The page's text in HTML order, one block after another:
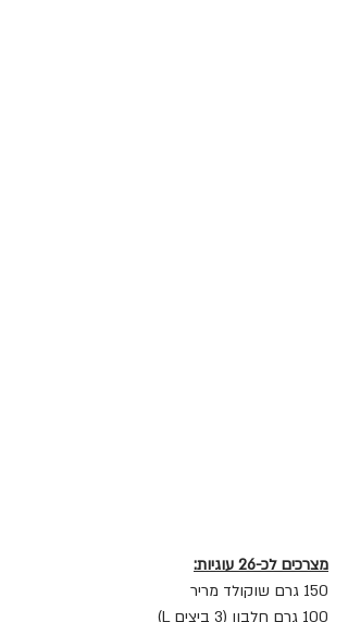
מצרכים לכ-26 עוגיות:
150 גרם שוקולד מריר
100 גרם חלבון (3 ביצים L)